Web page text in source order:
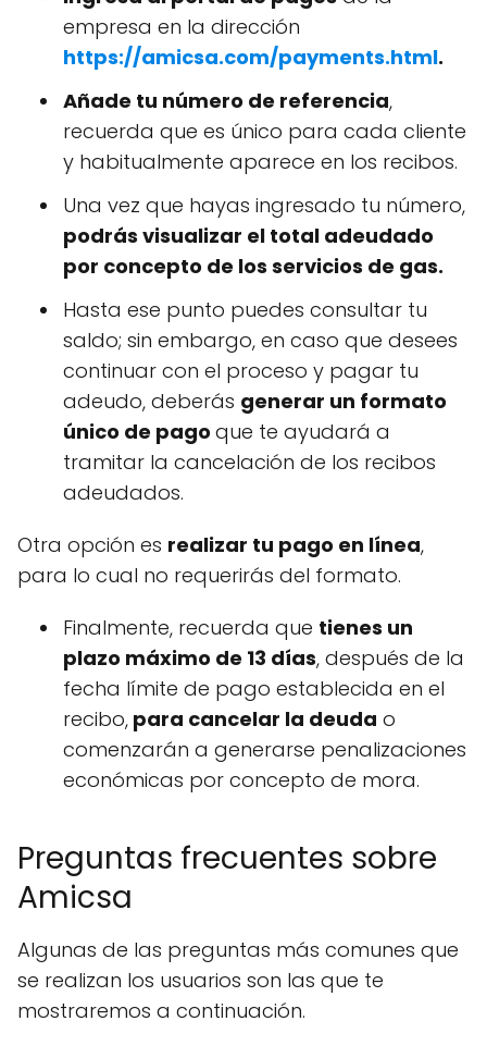
empresa en la dirección
https://amicsa.com/payments.html.
Añade tu número de referencia,
recuerda que es único para cada cliente
y habitualmente aparece en los recibos.
Una vez que hayas ingresado tu número,
podrás visualizar el total adeudado
por concepto de los servicios de gas.
Hasta ese punto puedes consultar tu
saldo; sin embargo, en caso que desees
continuar con el proceso y pagar tu
adeudo, deberás generar un formato
único de pago que te ayudará a
tramitar la cancelación de los recibos
adeudados.
Otra opción es realizar tu pago en línea,
para lo cual no requerirás del formato.
Finalmente, recuerda que tienes un
plazo máximo de 13 días, después de la
fecha límite de pago establecida en el
recibo, para cancelar la deuda o
comenzarán a generarse penalizaciones
económicas por concepto de mora.
Preguntas frecuentes sobre
Amicsa
Algunas de las preguntas más comunes que
se realizan los usuarios son las que te
mostraremos a continuación.